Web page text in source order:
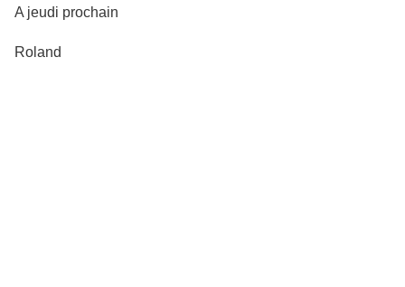
A jeudi prochain
Roland